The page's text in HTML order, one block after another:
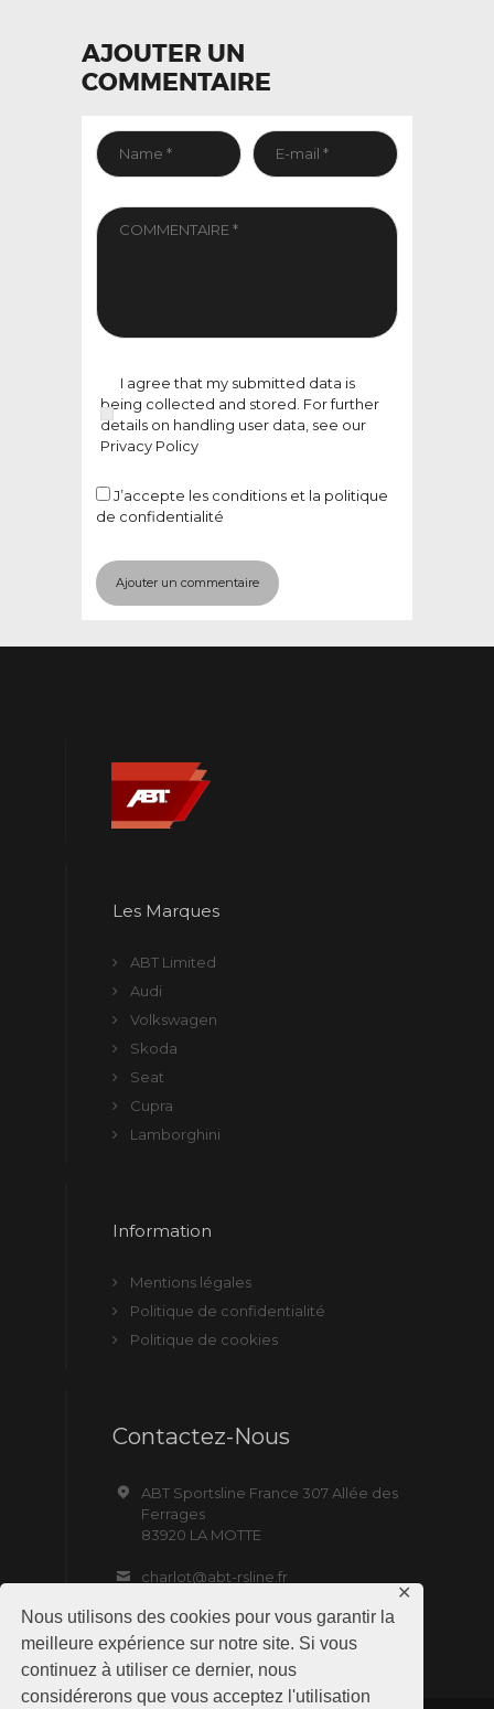
Nous utilisons des cookies pour vous garantir la
meilleure expérience sur notre site. Si vous
continuez à utiliser ce dernier, nous
considérerons que vous acceptez l'utilisation
✕
AJOUTER UN
COMMENTAIRE
I agree that my submitted data is
being collected and stored. For further
details on handling user data, see our
Privacy Policy
J’accepte les conditions et la politique
de confidentialité
Les Marques
ABT Limited
Audi
Volkswagen
Skoda
Seat
Cupra
Lamborghini
Information
Mentions légales
Politique de confidentialité
Politique de cookies
Contactez-Nous
ABT Sportsline France 307 Allée des
Ferrages
83920 LA MOTTE
charlot@abt-rsline.fr